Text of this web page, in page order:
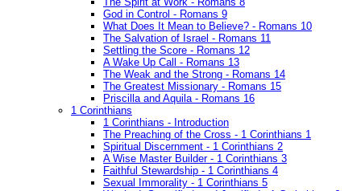
God in Control - Romans 9
What Does It Mean to Believe? - Romans 10
The Salvation of Israel - Romans 11
Settling the Score - Romans 12
A Wake Up Call - Romans 13
The Weak and the Strong - Romans 14
The Greatest Missionary - Romans 15
Priscilla and Aquila - Romans 16
1 Corinthians
1 Corinthians - Introduction
The Preaching of the Cross - 1 Corinthians 1
Spiritual Discernment - 1 Corinthians 2
A Wise Master Builder - 1 Corinthians 3
Faithful Stewardship - 1 Corinthians 4
Sexual Immorality - 1 Corinthians 5